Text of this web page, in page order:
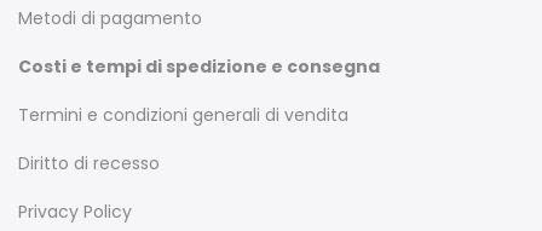
Metodi di pagamento
Costi e tempi di spedizione e consegna
Termini e condizioni generali di vendita
Diritto di recesso
Privacy Policy